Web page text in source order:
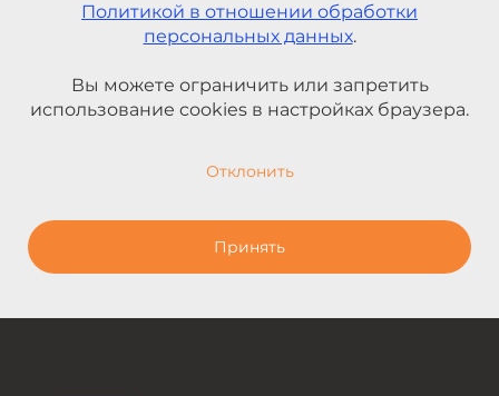
Политикой в отношении обработки
персональных данных.
Вы можете ограничить или запретить
использование cookies в настройках браузера.
Отклонить
Принять